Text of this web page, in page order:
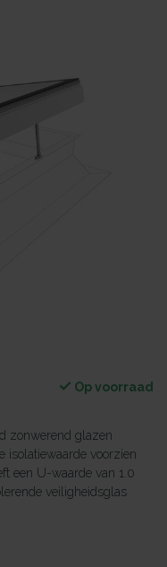
Op voorraad
zonwerend glazen
isolatiewaarde voorzien
een U-waarde van 1.0
veiligheidsglas